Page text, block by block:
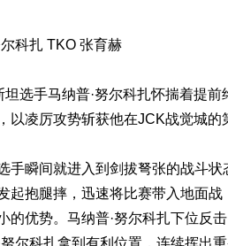
科扎 TKO 张育赫
坦选手马纳普·努尔科扎怀揣着提
以凌厉攻势斩获他在JCK战觉城的
手瞬间就进入到剑拔弩张的战斗
起抱腿摔，迅速将比赛带入地面
的优势。马纳普·努尔科扎下位反
尔科扎拿到有利位置，连续挥出